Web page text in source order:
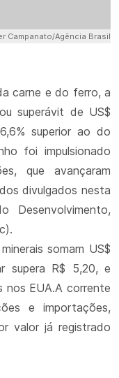
Campanato/Agência Brasil
carne e do ferro, a
superávit de US$
superior ao do
foi impulsionado
que avançaram
divulgados nesta
Desenvolvimento,
somam US$
supera R$ 5,20, e
nos EUA.A corrente
e importações,
valor já registrado